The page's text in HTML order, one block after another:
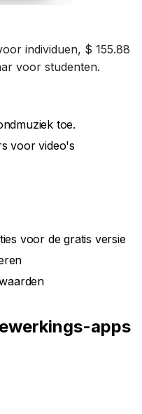
individuen, $ 155.88
voor studenten.
toe.
voor video's
voor de gratis versie
apps